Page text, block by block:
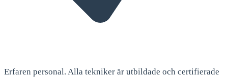
Erfaren personal. Alla tekniker är utbildade och certifierade